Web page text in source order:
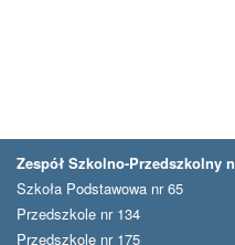
Zespół Szkolno-Przedszkolny
Szkoła Podstawowa nr 65
Przedszkole nr 134
Przedszkole nr 175